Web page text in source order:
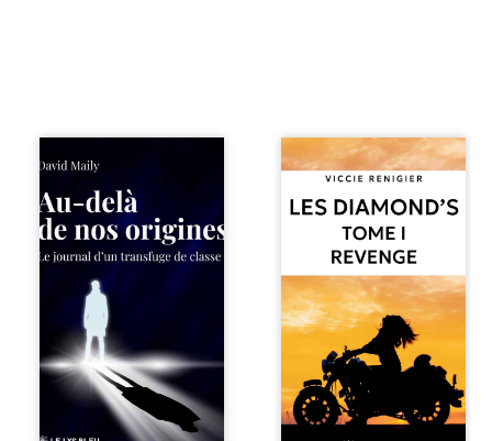
Né dans un milieu
violence et les
fractures
familiales tenaient
lieu de destin,
rupture. Très tôt,
l’école et les livres
deviennent ses
armes de survie, le
moteur d’une
lente ascension
sociale. S’arracher
à ses racines
Revenge est à la
tête des
Diamond’s, un clan
de motards aussi
réputé et respecté
que redouté dans
tout le pays. Rien
ne la prédestinait
à cette vie, mais
les épreuves ont
forgé une femme
dure, inaccessible
et résolue à ne
jamais dévoiler
ses faiblesses,